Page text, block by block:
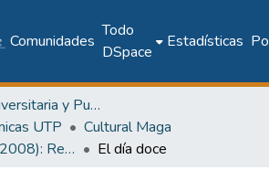
Comunidades
Todo
DSpace
Estadísticas
Editorial Universitaria y Publicaciones Seriadas
UTP
Cultural Maga
Vol. 62, Núm. 1 (2008): Revista Maga
El día doce